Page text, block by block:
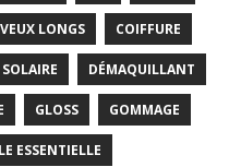
LONGS COIFFURE
DÉMAQUILLANT
GLOSS GOMMAGE
ESSENTIELLE